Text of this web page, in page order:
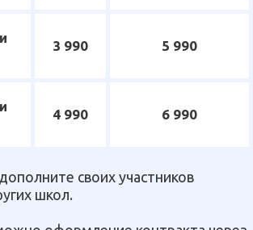
3 990 5 990
4 990 6 990
дополните своих участников
школ.